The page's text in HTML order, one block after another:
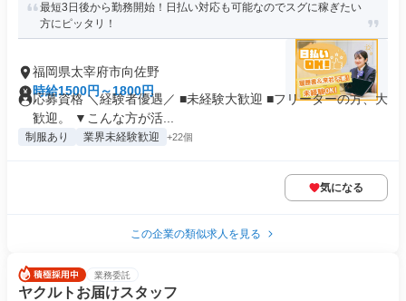
最短3日後から勤務開始！日払い対応も可能なのでスグに稼ぎたい
方にピッタリ！
福岡県太宰府市向佐野
時給1500円～1800円
応募資格 ＼経験者優遇／ ■未経験大歓迎 ■フリーターの方、大
歓迎。 ▼こんな方が活...
制服あり 業界未経験歓迎 +22個
気になる
この企業の類似求人を見る
業務委託
ヤクルトお届けスタッフ